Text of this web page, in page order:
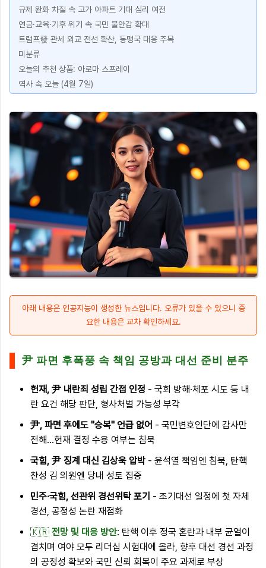
규제 완화 차질 속 고가 아파트 기대 심리 여전
연금·교육·기후 위기 속 국민 불안감 확대
트럼프發 관세 외교 전선 확산, 동맹국 대응 주목
미분류
오늘의 추천 상품: 아로마 스프레이
역사 속 오늘 (4월 7일)
아래 내용은 인공지능이 생성한 뉴스입니다. 오류가 있을 수 있으니 중
요한 내용은 교차 확인하세요.
尹 파면 후폭풍 속 책임 공방과 대선 준비 분주
헌재, 尹 내란죄 성립 간접 인정 - 국회 방해·체포 시도 등 내
란 요건 해당 판단, 형사처벌 가능성 부각
尹, 파면 후에도 "승복" 언급 없어 - 국민변호인단에 감사만
전해…헌재 결정 수용 여부는 침묵
국힘, 尹 징계 대신 김상욱 압박 - 윤석열 책임엔 침묵, 탄핵
찬성 김 의원엔 당내 성토 집중
민주·국힘, 선관위 경선위탁 포기 - 조기대선 일정에 첫 자체
경선, 공정성 논란 재점화
🇰🇷 전망 및 대응 방안: 탄핵 이후 정국 혼란과 내부 균열이
겹치며 여야 모두 리더십 시험대에 올라, 향후 대선 경선 과정
의 공정성 확보와 국민 신뢰 회복이 주요 과제로 부상